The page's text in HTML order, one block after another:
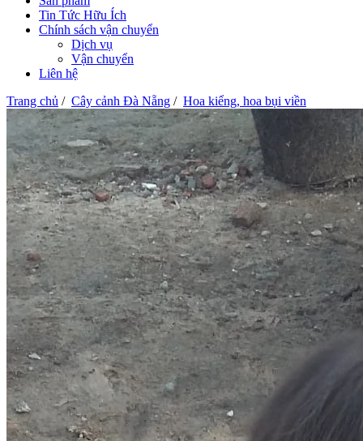
Tin Tức Hữu Ích
Chính sách vận chuyển
Dịch vụ
Vận chuyển
Liên hệ
Trang chủ / Cây cảnh Đà Nẵng / Hoa kiểng, hoa bụi viền